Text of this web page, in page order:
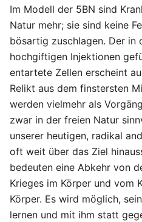
Im Modell der 5BN sind
Natur mehr; sie sind keine
bösartig zuschlagen. Der in
hochgiftigen Injektionen
entartete Zellen erscheint
Relikt aus dem finstersten
werden vielmehr als
zwar in der freien Natur
unserer heutigen, radikal
oft weit über das Ziel
bedeuten eine Abkehr von
Krieges im Körper und vom
Körper. Es wird möglich,
lernen und mit ihm statt